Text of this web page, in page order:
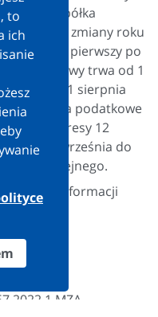
Spółka
dokonała zmiany roku
tzn., że pierwszy po
podatkowy trwa od 1
r. do 31 sierpnia
kolejne lata podatkowe
okresy 12
dnia 1 września do
roku kolejnego.
Informacji
to
ich